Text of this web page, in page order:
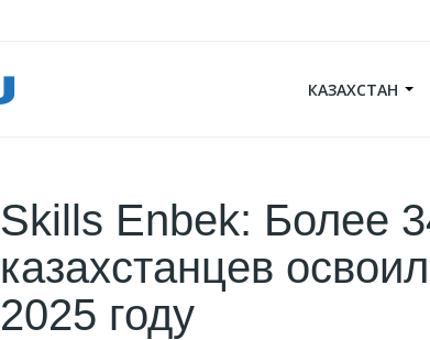
КАЗАХСТАН
Skills Enbek: Более
казахстанцев
2025 году